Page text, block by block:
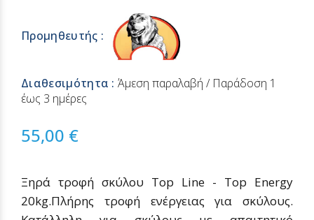
Προμηθευτής :
Διαθεσιμότητα :Άμεση παραλαβή / Παράδoση 1
έως 3 ημέρες
55,00 €
Ξηρά τροφή σκύλου Top Line - Top Energy
20kg.Πλήρης τροφή ενέργειας για σκύλους.